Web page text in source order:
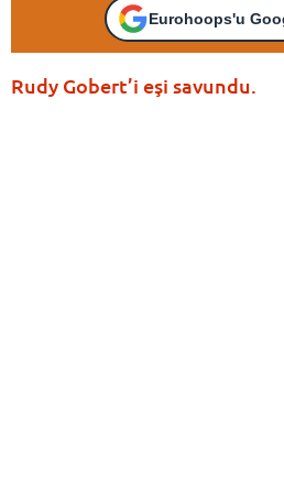
Eurohoops'u
Rudy Gobert’i eşi savundu.